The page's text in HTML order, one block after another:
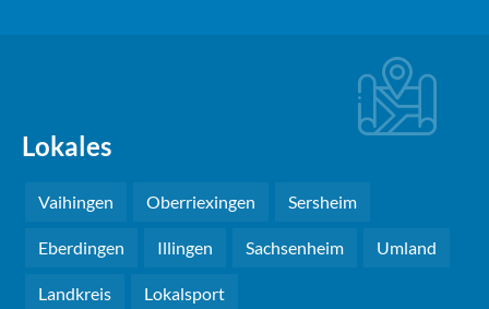
Lokales
Vaihingen Oberriexingen Sersheim
Eberdingen Illingen Sachsenheim Umland
Landkreis Lokalsport